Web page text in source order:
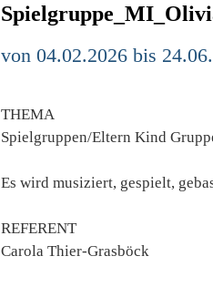
von 04.02.2026 bis
THEMA
Spielgruppen/Eltern Kind
Es wird musiziert, gespielt,
REFERENT
Carola Thier-Grasböck